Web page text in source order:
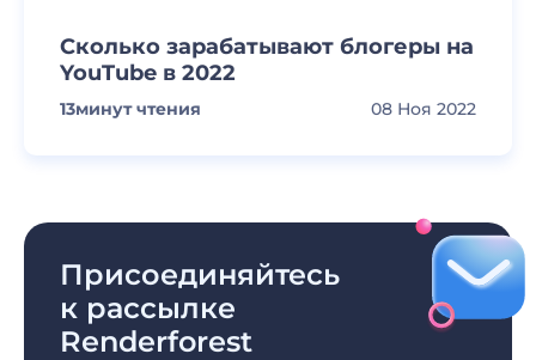
Сколько зарабатывают блогеры на
YouTube в 2022
13минут чтения 08 Ноя 2022
Присоединяйтесь
к рассылке
Renderforest